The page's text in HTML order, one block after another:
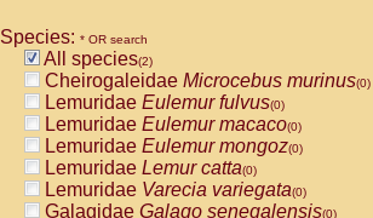
Atelidae Alouatta seniculus
AtelidaeAlouatta
AtelidaeAteles belzebuth(0)
AtelidaeAteles geoffroyi(0)
AtelidaeAteles paniscus(0)
AtelidaeAtelesspp. (0)
AtelidaeLagothrix lagothricha
AtelidaeLagothrix lagothricha cana
PitheciidaeCacajao calvus
Species: * OR search
All species(2)
Cheirogaleidae Microcebus murinus(0)
Lemuridae Eulemur fulvus(0)
Lemuridae Eulemur macaco(0)
Lemuridae Eulemur mongoz(0)
Lemuridae Lemur catta(0)
Lemuridae Varecia variegata(0)
Galagidae Galago senegalensis(0)